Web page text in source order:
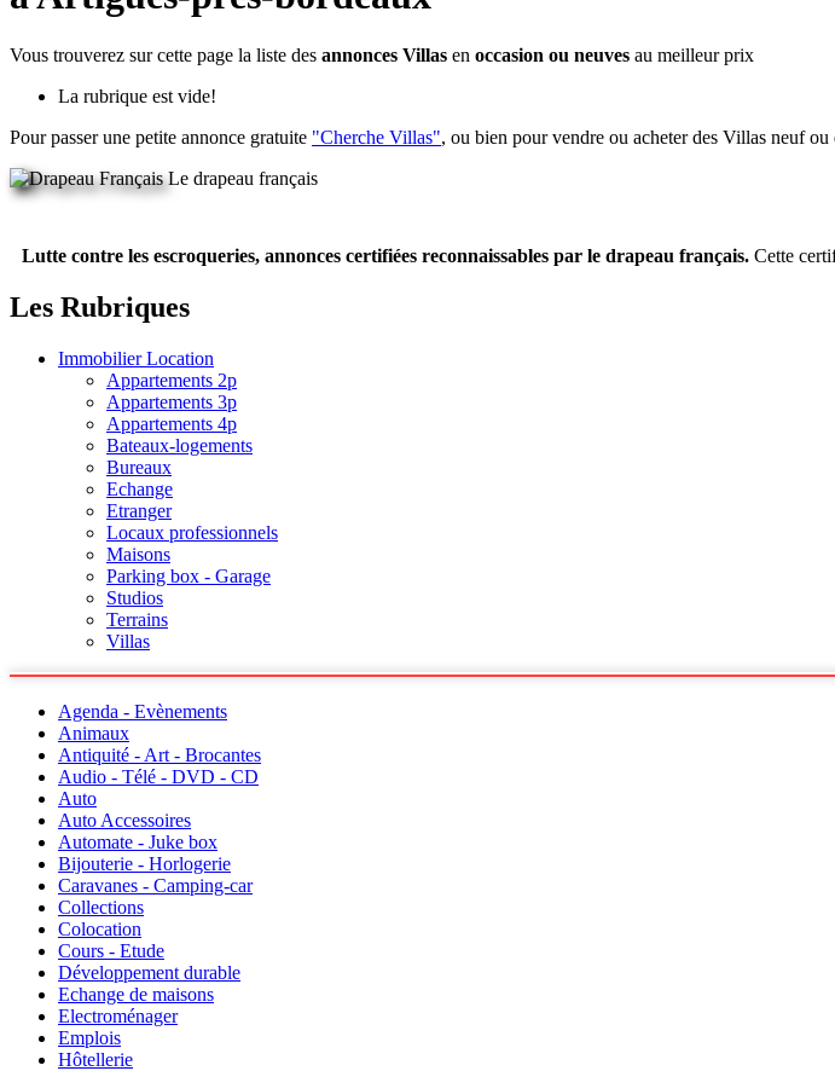
Vous trouverez sur cette page la liste des annonces Villas en occasion ou neuves au meilleur prix
La rubrique est vide!
Pour passer une petite annonce gratuite "Cherche Villas", ou bien pour vendre ou acheter des Villas neuf ou
Le drapeau français
Lutte contre les escroqueries, annonces certifiées reconnaissables par le drapeau français. Cette
Les Rubriques
Immobilier Location
Appartements 2p
Appartements 3p
Appartements 4p
Bateaux-logements
Bureaux
Echange
Etranger
Locaux professionnels
Maisons
Parking box - Garage
Studios
Terrains
Villas
Agenda - Evènements
Animaux
Antiquité - Art - Brocantes
Audio - Télé - DVD - CD
Auto
Auto Accessoires
Automate - Juke box
Bijouterie - Horlogerie
Caravanes - Camping-car
Collections
Colocation
Cours - Etude
Développement durable
Echange de maisons
Electroménager
Emplois
Hôtellerie